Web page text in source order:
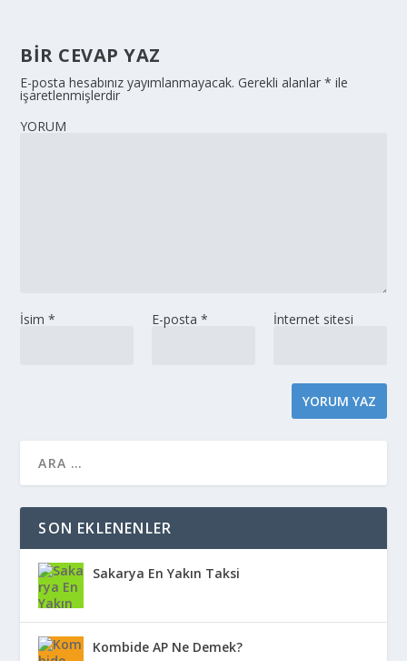
BIR CEVAP YAZ
E-posta hesabınız yayımlanmayacak. Gerekli alanlar* ile
işaretlenmişlerdir
YORUM
İsim* E-posta * İnternet sitesi
SON EKLENENLER
Sakarya En Yakın Taksi
Kombide AP Ne Demek?